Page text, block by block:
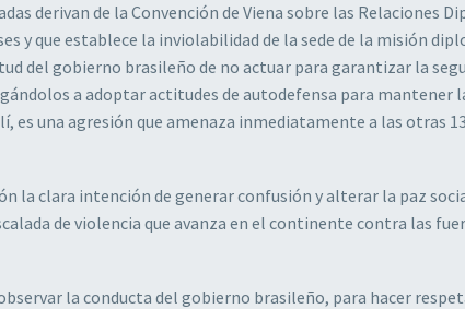
derivan de la Convención de Viena sobre las Relaciones
y que establece la inviolabilidad de la sede de la misión
del gobierno brasileño de no actuar para garantizar la
a adoptar actitudes de autodefensa para mantener
es una agresión que amenaza inmediatamente a las otras
la clara intención de generar confusión y alterar la paz
de violencia que avanza en el continente contra las
la conducta del gobierno brasileño, para hacer